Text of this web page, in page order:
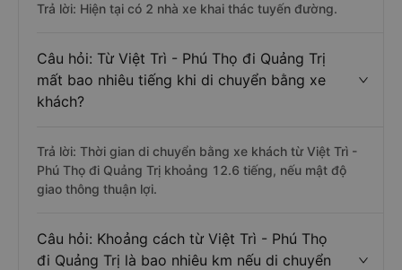
Trả lời: Hiện tại có 2 nhà xe khai thác tuyến đường.
Câu hỏi: Từ Việt Trì - Phú Thọ đi Quảng Trị
mất bao nhiêu tiếng khi di chuyển bằng xe
khách?
Trả lời: Thời gian di chuyển bằng xe khách từ Việt Trì -
Phú Thọ đi Quảng Trị khoảng 12.6 tiếng, nếu mật độ
giao thông thuận lợi.
Câu hỏi: Khoảng cách từ Việt Trì - Phú Thọ
đi Quảng Trị là bao nhiêu km nếu di chuyển